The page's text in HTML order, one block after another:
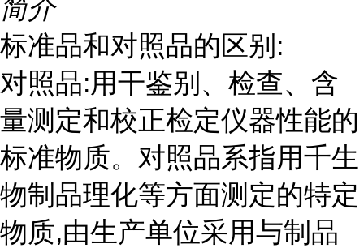
简介
标准品和对照品的区别:
对照品:用干鉴别、检查、含
量测定和校正检定仪器性能的
标准物质。对照品系指用千生
物制品理化等方面测定的特定
物质,由生产单位采用与制品